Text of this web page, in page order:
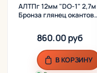
АЛТПг 12мм "DO-1" 2,7м
Бронза глянец окантов.
860.00 руб
В КОРЗИНУ